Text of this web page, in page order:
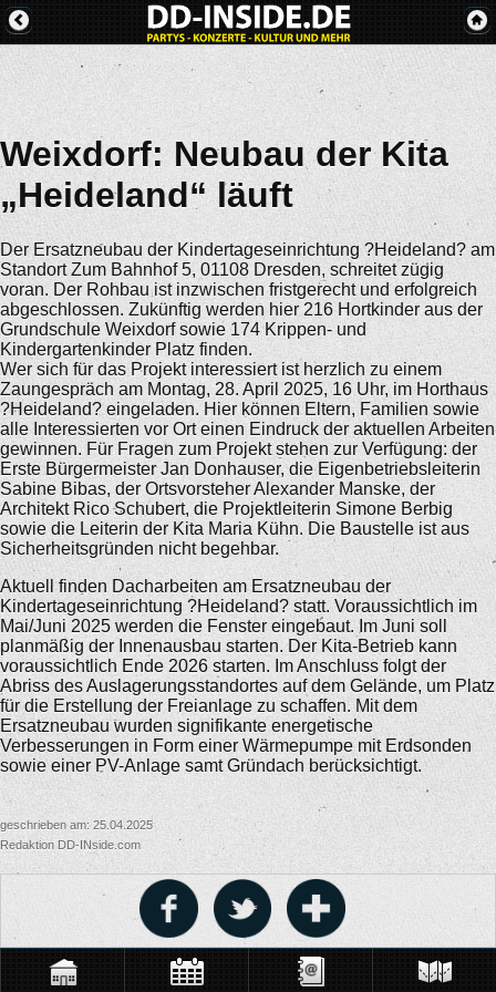
Weixdorf: Neubau der Kita
„Heideland“ läuft
Der Ersatzneubau der Kindertageseinrichtung ?Heideland? am
Standort Zum Bahnhof 5, 01108 Dresden, schreitet zügig
voran. Der Rohbau ist inzwischen fristgerecht und erfolgreich
abgeschlossen. Zukünftig werden hier 216 Hortkinder aus der
Grundschule Weixdorf sowie 174 Krippen- und
Kindergartenkinder Platz finden.
Wer sich für das Projekt interessiert ist herzlich zu einem
Zaungespräch am Montag, 28. April 2025, 16 Uhr, im Horthaus
?Heideland? eingeladen. Hier können Eltern, Familien sowie
alle Interessierten vor Ort einen Eindruck der aktuellen Arbeiten
gewinnen. Für Fragen zum Projekt stehen zur Verfügung: der
Erste Bürgermeister Jan Donhauser, die Eigenbetriebsleiterin
Sabine Bibas, der Ortsvorsteher Alexander Manske, der
Architekt Rico Schubert, die Projektleiterin Simone Berbig
sowie die Leiterin der Kita Maria Kühn. Die Baustelle ist aus
Sicherheitsgründen nicht begehbar.
Aktuell finden Dacharbeiten am Ersatzneubau der
Kindertageseinrichtung ?Heideland? statt. Voraussichtlich im
Mai/Juni 2025 werden die Fenster eingebaut. Im Juni soll
planmäßig der Innenausbau starten. Der Kita-Betrieb kann
voraussichtlich Ende 2026 starten. Im Anschluss folgt der
Abriss des Auslagerungsstandortes auf dem Gelände, um Platz
für die Erstellung der Freianlage zu schaffen. Mit dem
Ersatzneubau wurden signifikante energetische
Verbesserungen in Form einer Wärmepumpe mit Erdsonden
sowie einer PV-Anlage samt Gründach berücksichtigt.
geschrieben am: 25.04.2025
Redaktion DD-INside.com